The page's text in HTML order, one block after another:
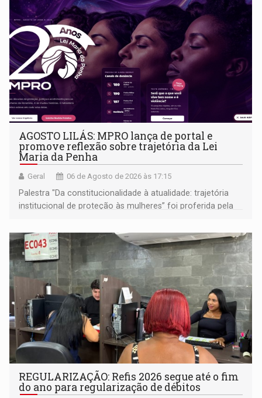
AGOSTO LILÁS: MPRO lança de portal e
promove reflexão sobre trajetória da Lei
Maria da Penha
Geral 06 de Agosto de 2026 às 17:15
Palestra "Da constitucionalidade à atualidade: trajetória
institucional de proteção às mulheres” foi proferida pela
Goiás
REGULARIZAÇÃO: Refis 2026 segue até o fim
do ano para regularização de débitos